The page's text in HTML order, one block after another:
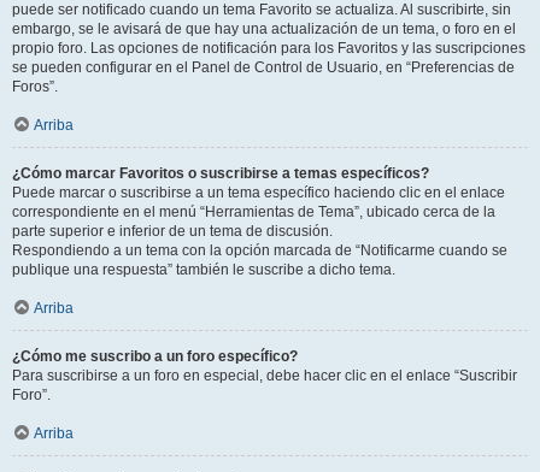
puede ser notificado cuando un tema Favorito se actualiza. Al suscribirte, sin
embargo, se le avisará de que hay una actualización de un tema, o foro en el
propio foro. Las opciones de notificación para los Favoritos y las suscripciones
se pueden configurar en el Panel de Control de Usuario, en “Preferencias de
Foros”.
Arriba
¿Cómo marcar Favoritos o suscribirse a temas específicos?
Puede marcar o suscribirse a un tema específico haciendo clic en el enlace
correspondiente en el menú “Herramientas de Tema”, ubicado cerca de la
parte superior e inferior de un tema de discusión.
Respondiendo a un tema con la opción marcada de “Notificarme cuando se
publique una respuesta” también le suscribe a dicho tema.
Arriba
¿Cómo me suscribo a un foro específico?
Para suscribirse a un foro en especial, debe hacer clic en el enlace “Suscribir
Foro”.
Arriba